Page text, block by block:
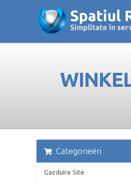
Categorieën
Gazduire Site